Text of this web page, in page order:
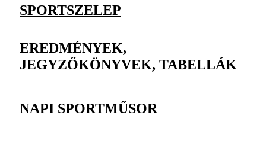
SPORTSZELEP
EREDMÉNYEK,
JEGYZŐKÖNYVEK, TABELLÁK
NAPI SPORTMŰSOR